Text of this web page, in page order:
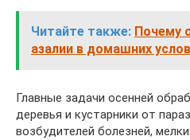
Читайте также: Почему
азалии в домашних
Главные задачи осенней
деревья и кустарники от
возбудителей болезней,